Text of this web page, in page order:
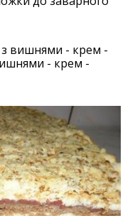
вишнями - крем -
- крем -